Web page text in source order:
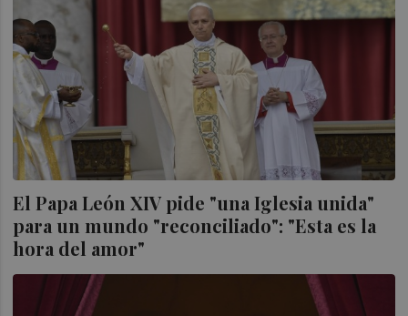
El Papa León XIV pide "una Iglesia unida"
para un mundo "reconciliado": "Esta es la
hora del amor"